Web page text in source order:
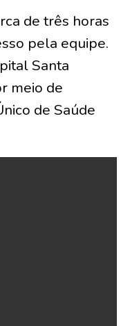
de três horas
pela equipe.
Santa
meio de
de Saúde